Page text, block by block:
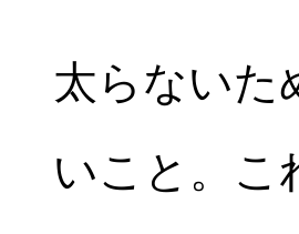
太らないた
いこと。こ